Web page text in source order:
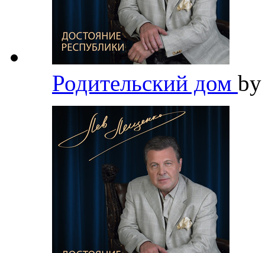
Родительский дом